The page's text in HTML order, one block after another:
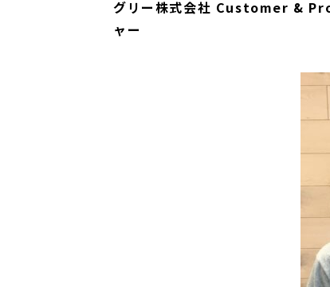
グリー株式会社 Customer &
ャー